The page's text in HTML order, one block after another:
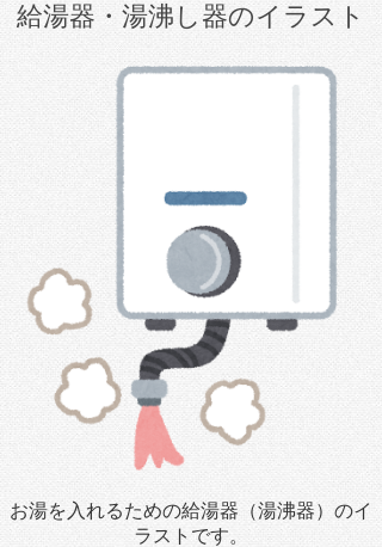
給湯器・湯沸し器のイラスト
お湯を入れるための給湯器（湯沸器）のイ
ラストです。